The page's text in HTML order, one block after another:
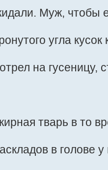
Муж, чтобы
угла
на
тварь в то
в голове